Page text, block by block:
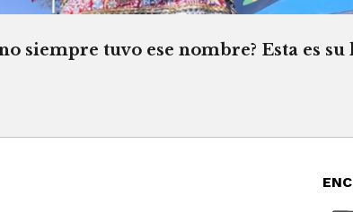
siempre tuvo ese nombre? Esta es